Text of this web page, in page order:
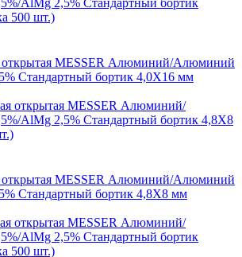
открытая MESSER Алюминий/Алюминий
Стандартный бортик 4,0X16 мм
открытая MESSER Алюминий/Алюминий
Стандартный бортик 4,8X8 мм